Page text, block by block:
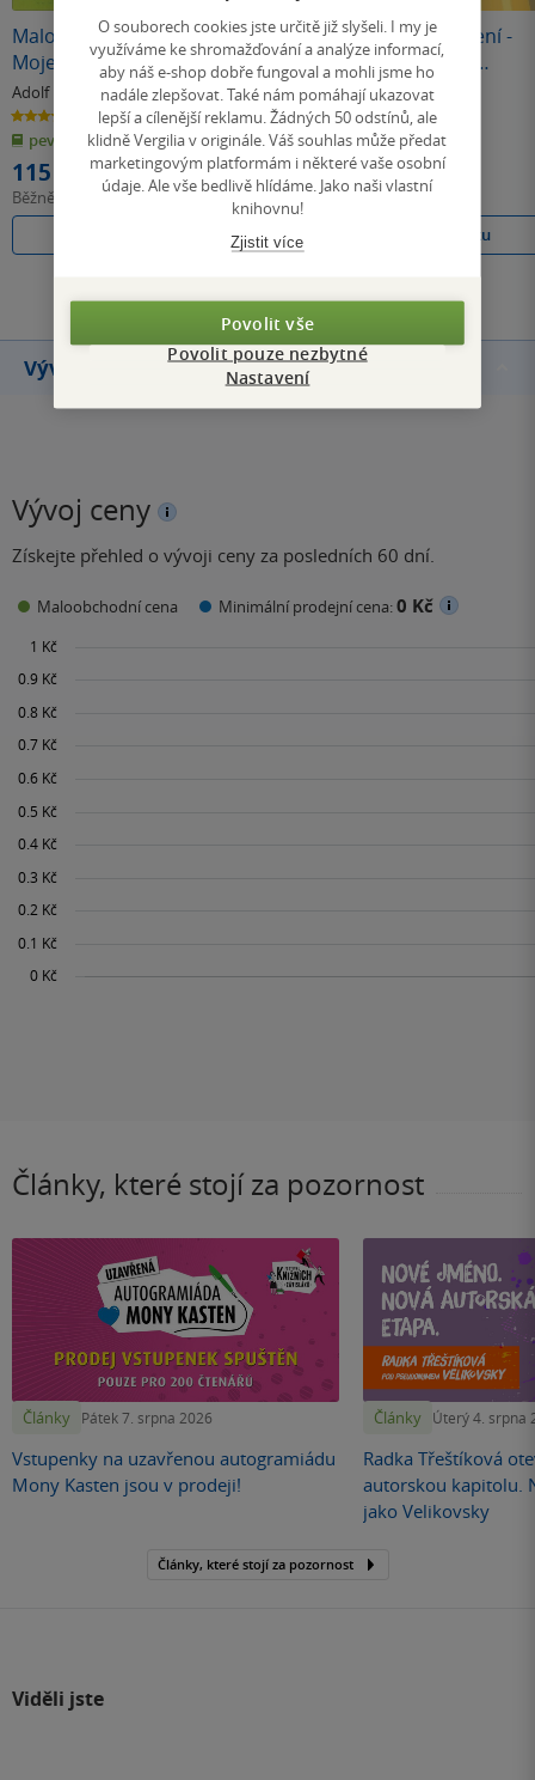
Malované čtení -
Moje první
pohádky
Adolf Dudek
5.0
z
5
hvězdiček
pevná vazba
115 Kč
Běžně
129 Kč
Skákal pes přes
oves - Říkadla pro
děti
Adolf Dudek
4.5
z
5
hvězdiček
pevná vazba
115 Kč
Běžně129 Kč
Do košíku
Malované čtení -
Nejznámější
pohádky
Adolf Dudek
0.0
z
5
hvězdiček
pevná vazba
115 Kč
Běžně129 Kč
Do košíku
Vývoj ceny
Vývoj ceny
Získejte přehled o vývoji ceny za posledních 60 dní.
Maloobchodní cena Minimální prodejní cena:0 Kč
Články, které stojí za pozornost
Články Pátek 7. srpna 2026
Vstupenky na uzavřenou autogramiádu
Mony Kasten jsou v prodeji!
Články Úterý 4. srpna
Radka Třeštíková
autorskou kapitolu.
jako Velikovsky
Články, které stojí za pozornost
Viděli jste
O souborech cookies jste určitě již slyšeli. I my je
využíváme ke shromažďování a analýze informací,
aby náš e-shop dobře fungoval a mohli jsme ho
nadále zlepšovat. Také nám pomáhají ukazovat
lepší a cílenější reklamu. Žádných 50 odstínů, ale
klidně Vergilia v originále. Váš souhlas může předat
marketingovým platformám i některé vaše osobní
údaje. Ale vše bedlivě hlídáme. Jako naši vlastní
knihovnu!
Zjistit více
Povolit vše
Povolit pouze nezbytné
Nastavení